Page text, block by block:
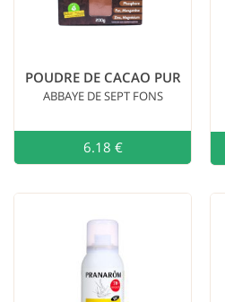
POUDRE DE CACAO PUR
ABBAYE DE SEPT FONS
6.18 €